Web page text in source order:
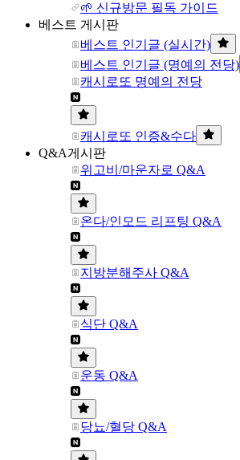
🌱 신규방문 필독 가이드
베스트 게시판
베스트 인기글 (실시간)
베스트 인기글 (명예의 전당)
캐시로또 명예의 전당
캐시로또 인증&수다
Q&A게시판
위고비/마운자로 Q&A
온다/인모드 리프팅 Q&A
지방분해주사 Q&A
식단 Q&A
운동 Q&A
당뇨/혈당 Q&A